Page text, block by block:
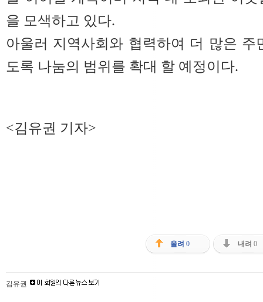
을 모색하고 있다.
아울러 지역사회와 협력하여 더 많은
도록 나눔의 범위를 확대 할 예정이다.
<김유권 기자>
올려 0 내려 0
김유권